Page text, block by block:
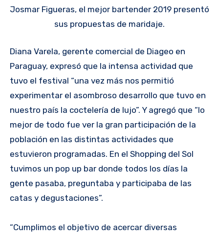
Josmar Figueras, el mejor bartender 2019 presentó
sus propuestas de maridaje.
Diana Varela, gerente comercial de Diageo en
Paraguay, expresó que la intensa actividad que
tuvo el festival “una vez más nos permitió
experimentar el asombroso desarrollo que tuvo en
nuestro país la coctelería de lujo”. Y agregó que “lo
mejor de todo fue ver la gran participación de la
población en las distintas actividades que
estuvieron programadas. En el Shopping del Sol
tuvimos un pop up bar donde todos los días la
gente pasaba, preguntaba y participaba de las
catas y degustaciones”.
“Cumplimos el objetivo de acercar diversas